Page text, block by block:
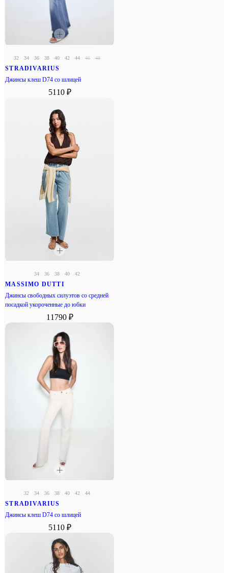
32 34 36 38 40 42 44 46 48
STRADIVARIUS
Джинсы клеш D74 со шлицей
5110 ₽
34 36 38 40 42
MASSIMO DUTTI
Джинсы свободных силуэтов со средней
посадкой укороченные до юбки
11790 ₽
32 34 36 38 40 42 44
STRADIVARIUS
Джинсы клеш D74 со шлицей
5110 ₽